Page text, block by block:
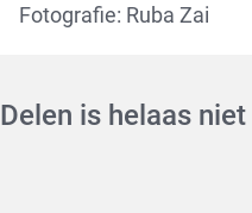
Fotografie: Ruba Zai
Delen is helaas